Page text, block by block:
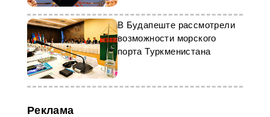
В Будапеште рассмотрели
возможности морского
порта Туркменистана
Реклама